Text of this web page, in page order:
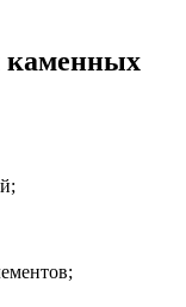
каменных